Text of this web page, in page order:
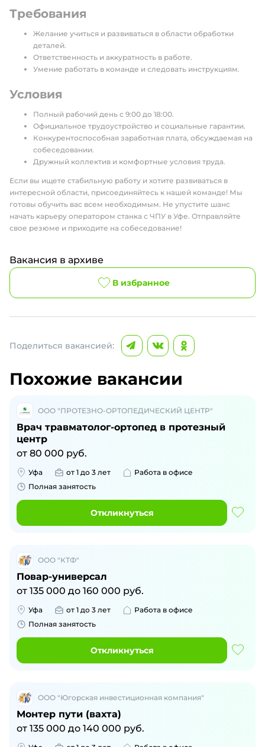
Требования
Желание учиться и развиваться в области обработки
деталей.
Ответственность и аккуратность в работе.
Умение работать в команде и следовать инструкциям.
Условия
Полный рабочий день с 9:00 до 18:00.
Официальное трудоустройство и социальные гарантии.
Конкурентоспособная заработная плата, обсуждаемая на
собеседовании.
Дружный коллектив и комфортные условия труда.
Если вы ищете стабильную работу и хотите развиваться в
интересной области, присоединяйтесь к нашей команде! Мы
готовы обучить вас всем необходимым. Не упустите шанс
начать карьеру оператором станка с ЧПУ в Уфе. Отправляйте
свое резюме и приходите на собеседование!
Вакансия в архиве
В избранное
Поделиться вакансией:
Похожие вакансии
ООО "ПРОТЕЗНО-ОРТОПЕДИЧЕСКИЙ ЦЕНТР"
Врач травматолог-ортопед в протезный
центр
от 80 000 руб.
Уфа от 1 до 3 лет
Работа в офисе
Полная занятость
Откликнуться
ООО "КТФ"
Повар-универсал
от 135 000 до 160 000 руб.
Уфа от 1 до 3 лет
Работа в офисе
Полная занятость
Откликнуться
ООО "Югорская инвестиционная компания"
Монтер пути (вахта)
от 135 000 до 140 000 руб.